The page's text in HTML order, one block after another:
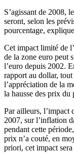
S’agissant de 2008,
seront, selon les
pourcentage,
Cet impact limité de
de la zone euro peut
l’euro depuis 2002.
rapport au dollar, tout
l’appréciation de la
la hausse des prix du
Par ailleurs, l’impact
2007, sur l’inflation
pendant cette
prix n’a couté, en
priori, cet impact